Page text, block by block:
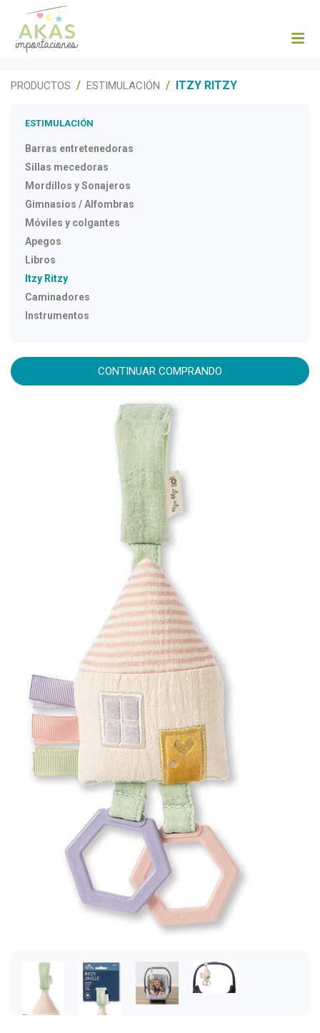
PRODUCTOS ESTIMULACIÓN ITZY RITZY
ESTIMULACIÓN
Barras entretenedoras
Sillas mecedoras
Mordillos y Sonajeros
Gimnasios / Alfombras
Móviles y colgantes
Apegos
Libros
Itzy Ritzy
Caminadores
Instrumentos
CONTINUAR COMPRANDO